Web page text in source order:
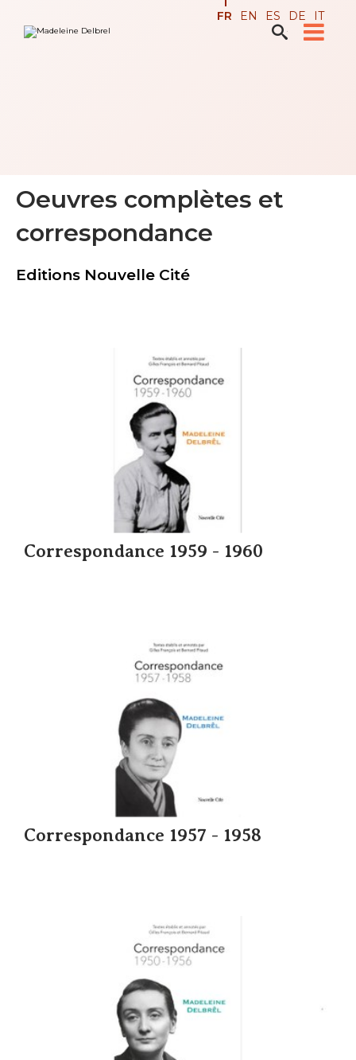
contenu.

Recherche avancée…
FR EN ES DE IT
Oeuvres complètes et
correspondance
Editions Nouvelle Cité
Correspondance 1959 - 1960
Correspondance 1957 - 1958